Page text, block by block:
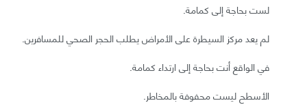
لست بحاجة إلى كمامة.
لم يعد مركز السيطرة على الأمراض يطلب الحجر الصحي للمسافرين.
في الواقع أنت بحاجة إلى ارتداء كمامة.
الأسطح ليست محفوفة بالمخاطر.